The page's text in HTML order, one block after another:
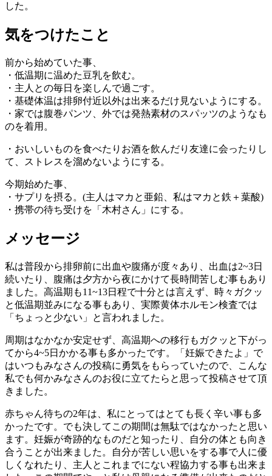
した。
気をつけたこと
前から始めていた事、
・低温期に温めた豆乳を飲む。
・主人との毎日を楽しんで過ごす。
・基礎体温は排卵付近以外は出来るだけ見ないようにする。
・家では腹巻パンツ、外では発熱素材のスパッツのようなも
のを着用。
・おいしいものを食べたりお酒を飲んだり友達に会ったりし
て、ストレスを溜めないようにする。
今期始めた事、
・サプリを摂る。(主人はマカと亜鉛、私はマカと鉄＋葉酸)
・携帯の待ち受けを「木村さん」にする。
メッセージ
私は普段から排卵前に出血や腹痛が度々あり、出血は2~3日
続いたり、腹痛は夕方から夜にかけて長時間苦しむ事もあり
ました。高温期も11~13日程で十分とは言えず、時々ガクッ
と低温期並みになる事もあり、実際黄体ホルモン検査では
「ちょっと少ない」と言われました。
周期はなかなか安定せず、高温期への移行もガクッと下がっ
てから4~5日かかる事も多かったです。「妊娠できたよ」で
はいつもみなさんの投稿に勇気をもらっていたので、こんな
私でも何かみなさんのお役に立てたらと思って投稿させて頂
きました。
赤ちゃん待ちの2年は、私にとってはとても長く辛い事も多
かったです。でも決してこの期間は無駄ではなかったと思い
ます。妊娠が奇跡的なものだと知ったり、自分の体とも向き
合うことが出来ました。自分が苦しい思いをする事で人に優
しくなれたり、主人とこれまでにない程協力する事も出来ま